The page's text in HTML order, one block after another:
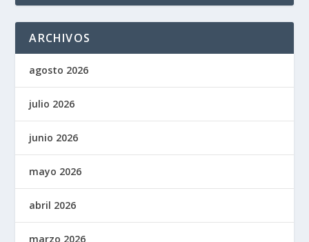
ARCHIVOS
agosto 2026
julio 2026
junio 2026
mayo 2026
abril 2026
marzo 2026